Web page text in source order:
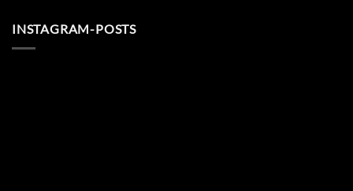
INSTAGRAM-POSTS